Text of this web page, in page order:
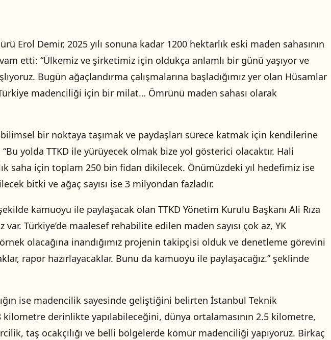
Erol Demir, 2025 yılı sonuna kadar 1200 hektarlık eski maden sahasının
etti: “Ülkemiz ve şirketimiz için oldukça anlamlı bir günü yaşıyor ve
Bugün ağaçlandırma çalışmalarına başladığımız yer olan Hüsamlar
madenciliği için bir milat… Ömrünü maden sahası olarak
bir noktaya taşımak ve paydaşları sürece katmak için kendilerine
yolda TTKD ile yürüyecek olmak bize yol gösterici olacaktır. Hali
saha için toplam 250 bin fidan dikilecek. Önümüzdeki yıl hedefimiz ise
bitki ve ağaç sayısı ise 3 milyondan fazladır.
kamuoyu ile paylaşacak olan TTKD Yönetim Kurulu Başkanı Ali Rıza
Türkiye’de maalesef rehabilite edilen maden sayısı çok az, YK
olacağına inandığımız projenin takipçisi olduk ve denetleme görevini
rapor hazırlayacaklar. Bunu da kamuoyu ile paylaşacağız.” şeklinde
ise madencilik sayesinde geliştiğini belirten İstanbul Teknik
derinlikte yapılabileceğini, dünya ortalamasının 2.5 kilometre,
taş ocakçılığı ve belli bölgelerde kömür madenciliği yapıyoruz. Birkaç